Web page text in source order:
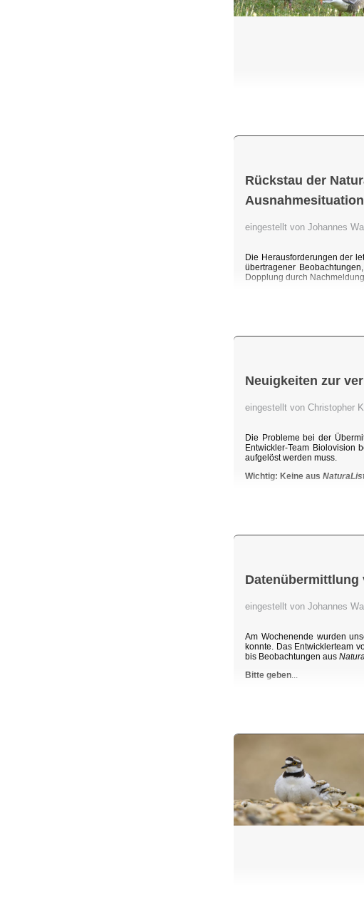
Rückstau der
eingestellt von Johannes
Die Herausforderungen der
übertragener
Dopplung durch
Neuigkeiten zur
eingestellt von Christopher
Die Probleme bei der
Entwickler-Team Biolovision
aufgelöst werden muss.
Wichtig: Keine aus
Datenübermittlung
eingestellt von Johannes
Am Wochenende wurden
konnte. Das Entwicklerteam
bis Beobachtungen aus
Bitte geben...